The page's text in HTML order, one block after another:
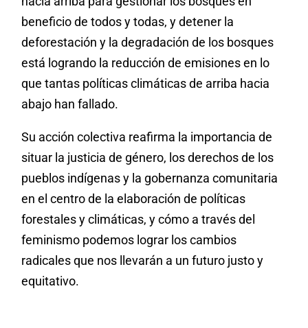
beneficio de todos y todas, y detener la
deforestación y la degradación de los bosques
está logrando la reducción de emisiones en lo
que tantas políticas climáticas de arriba hacia
abajo han fallado.
Su acción colectiva reafirma la importancia de
situar la justicia de género, los derechos de los
pueblos indígenas y la gobernanza comunitaria
en el centro de la elaboración de políticas
forestales y climáticas, y cómo a través del
feminismo podemos lograr los cambios
radicales que nos llevarán a un futuro justo y
equitativo.